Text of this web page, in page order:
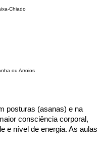
Chiado
ou Arroios
posturas (asanas) e na
consciência corporal,
e nível de energia. As aulas